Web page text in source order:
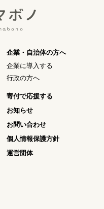
企業・自治体の方へ
企業に導入する
行政の方へ
寄付で応援する
お知らせ
お問い合わせ
個人情報保護方針
運営団体